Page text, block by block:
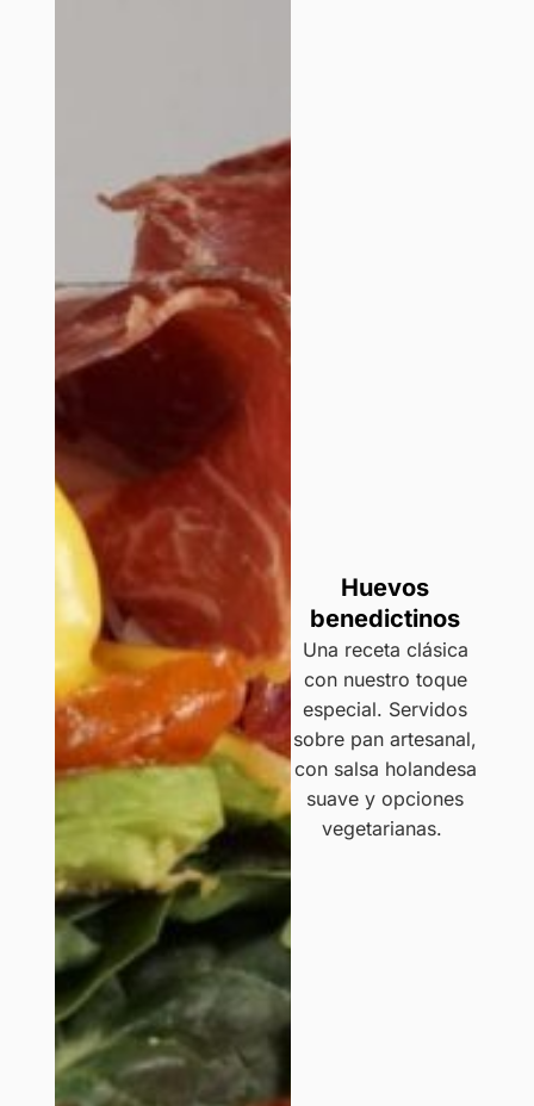
Huevos
benedictinos
Una receta clásica
con nuestro toque
especial. Servidos
sobre pan artesanal,
con salsa holandesa
suave y opciones
vegetarianas.